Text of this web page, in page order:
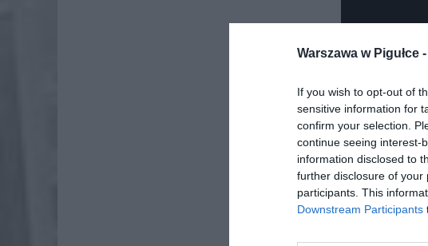
Warszawa w Pigułce -
If you wish to opt-out of
sensitive information for
confirm your selection.
continue seeing interest-
information disclosed to
further disclosure of your
participants. This
Downstream Participants
Dodaj nas do